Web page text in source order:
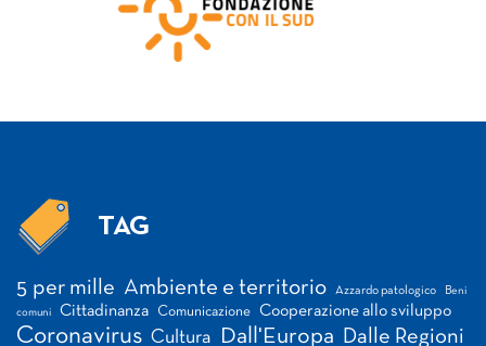
TAG
5 per mille Ambiente e territorio Azzardo patologico Beni
comuni Cittadinanza Comunicazione Cooperazione allo sviluppo
Coronavirus Cultura Dall'Europa Dalle Regioni